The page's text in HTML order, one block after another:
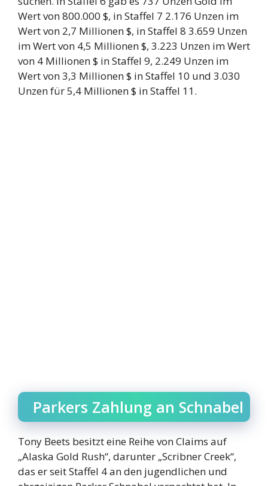
Wert von 800.000 $, in Staffel 7 2.176 Unzen im
Wert von 2,7 Millionen $, in Staffel 8 3.659 Unzen
im Wert von 4,5 Millionen $, 3.223 Unzen im Wert
von 4 Millionen $ in Staffel 9, 2.249 Unzen im
Wert von 3,3 Millionen $ in Staffel 10 und 3.030
Unzen für 5,4 Millionen $ in Staffel 11.
Parkers Zahlung an Schnabel
Tony Beets besitzt eine Reihe von Claims auf
„Alaska Gold Rush“, darunter „Scribner Creek“,
das er seit Staffel 4 an den jugendlichen und